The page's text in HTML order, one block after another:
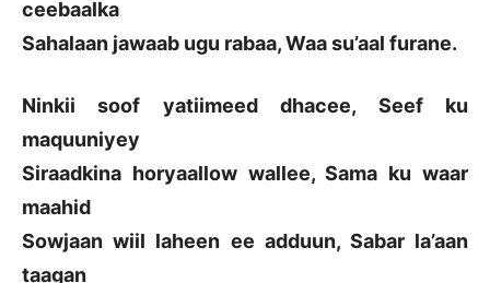
ceebaalka
Sahalaan jawaab ugu rabaa, Waa su’aal furane.
Ninkii soof yatiimeed dhacee, Seef ku
maquuniyey
Siraadkina horyaallow wallee, Sama ku waar
maahid
Sowjaan wiil laheen ee adduun, Sabar la’aan
taagan